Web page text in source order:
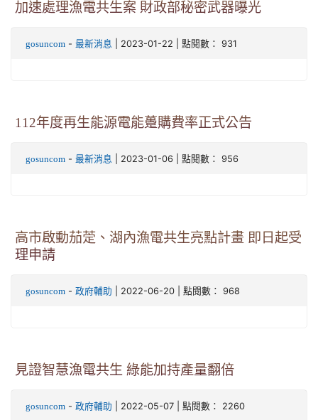
加速處理漁電共生案 財政部秘密武器曝光
gosuncom - 最新消息 | 2023-01-22 | 點閱數： 931
112年度再生能源電能躉購費率正式公告
gosuncom - 最新消息 | 2023-01-06 | 點閱數： 956
高市啟動茄萣、湖內漁電共生亮點計畫 即日起受
理申請
gosuncom - 政府輔助 | 2022-06-20 | 點閱數： 968
見證智慧漁電共生 綠能加持產量翻倍
gosuncom - 政府輔助 | 2022-05-07 | 點閱數： 2260